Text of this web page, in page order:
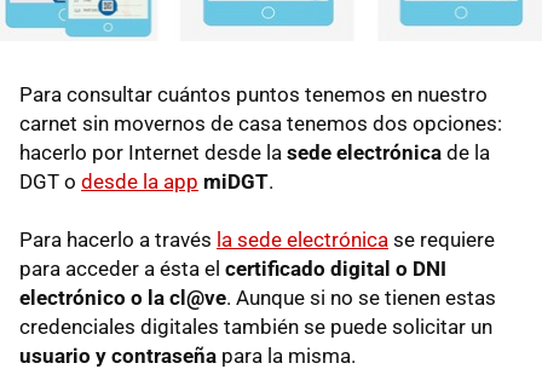
Para consultar cuántos puntos tenemos en nuestro
carnet sin movernos de casa tenemos dos opciones:
hacerlo por Internet desde la sede electrónica de la
DGT o desde la app miDGT.
Para hacerlo a través la sede electrónica se requiere
para acceder a ésta el certificado digital o DNI
electrónico o la cl@ve. Aunque si no se tienen estas
credenciales digitales también se puede solicitar un
usuario y contraseña para la misma.